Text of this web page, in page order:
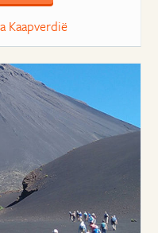
Kaapverdië